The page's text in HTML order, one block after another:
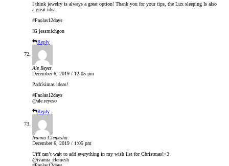
I think jewelry is always a great option! Thank you for your tips, the Lux sleeping Is also
a great idea.
#Paolas12days
IG jessmichgon
Reply
Ale Reyes
December 6, 2019 / 12:05 pm
Padrísimas ideas!
#Paolas12days
@ale.reyeso
Reply
Ivanna Clemesha
December 6, 2019 / 1:05 pm
Ufff can’t wait to add everything in my wish list for Christmas!<3
@ivanna_clemesh